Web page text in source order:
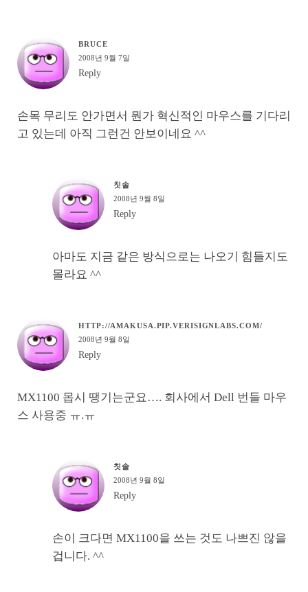
BRUCE
2008년 9월 7일
Reply
손목 무리도 안가면서 뭔가 혁신적인 마우스를 기다리
고 있는데 아직 그런건 안보이네요 ^^
칫솔
2008년 9월 8일
Reply
아마도 지금 같은 방식으로는 나오기 힘들지도
몰라요 ^^
HTTP://AMAKUSA.PIP.VERISIGNLABS.COM/
2008년 9월 8일
Reply
MX1100 몹시 땡기는군요…. 회사에서 Dell 번들 마우
스 사용중 ㅠ.ㅠ
칫솔
2008년 9월 8일
Reply
손이 크다면 MX1100을 쓰는 것도 나쁘진 않을
겁니다. ^^